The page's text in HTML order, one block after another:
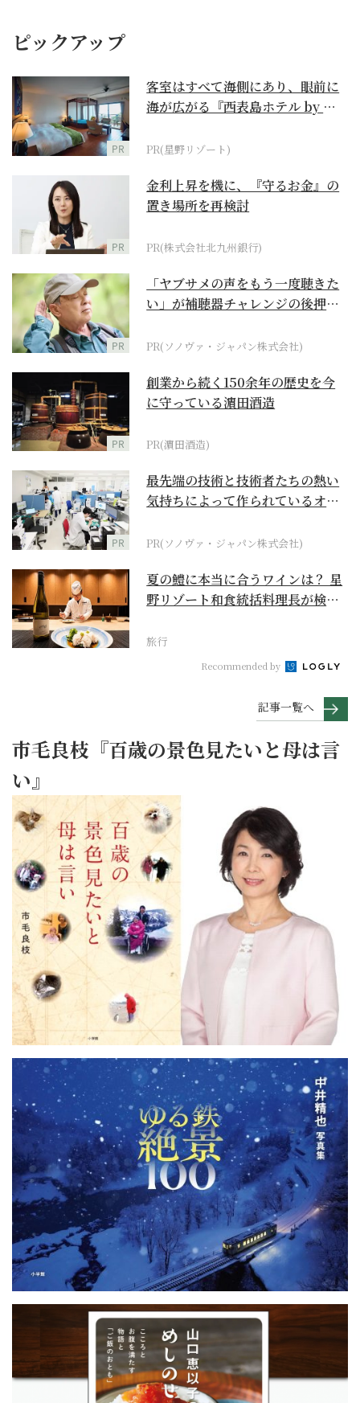
ピックアップ
PR
客室はすべて海側にあり、眼前に
海が広がる『西表島ホテル by 星
PR(星野リゾート)
PR
金利上昇を機に、『守るお金』の
置き場所を再検討
PR(株式会社北九州銀行)
PR
「ヤブサメの声をもう一度聴きた
い」が補聴器チャレンジの後押し
PR(ソノヴァ・ジャパン株式会社)
PR
創業から続く150余年の歴史を今
に守っている濵田酒造
PR(濵田酒造)
PR
最先端の技術と技術者たちの熱い
気持ちによって作られているオー
PR(ソノヴァ・ジャパン株式会社)
夏の鱧に本当に合うワインは？ 星
野リゾート和食統括料理長が検証
旅行
Recommended by
記事一覧へ
市毛良枝『百歳の景色見たいと母は言
い』